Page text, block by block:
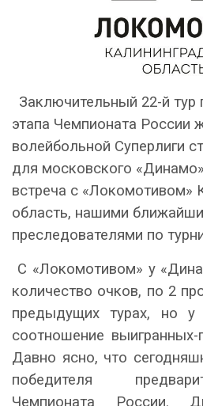
Заключительный 22-й тур
этапа Чемпионата России
волейбольной Суперлиги
для московского
встреча с «Локомотивом»
область, нашими
преследователями по
С «Локомотивом» у
количество очков, по 2
предыдущих турах, но у
соотношение выигранных-
Давно ясно, что
победителя
Чемпионата России.